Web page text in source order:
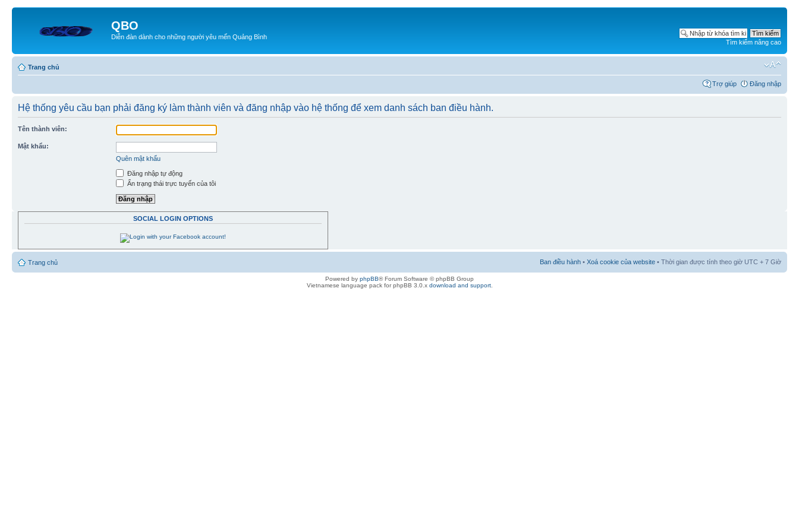
QBO
Diễn đàn dành cho những người yêu mến Quảng Bình
Tìm kiếm nâng cao
Trang chủ
Trợ giúp Đăng nhập
Hệ thống yêu cầu bạn phải đăng ký làm thành viên và đăng nhập vào hệ thống để xem danh sách ban điều hành.
Tên thành viên:
Mật khẩu:
Quên mật khẩu
Đăng nhập tự động
Ẩn trạng thái trực tuyến của tôi
SOCIAL LOGIN OPTIONS
Trang chủ Ban điều hành • Xoá cookie của website • Thời gian được tính theo giờ UTC + 7 Giờ
Powered by phpBB® Forum Software © phpBB Group
Vietnamese language pack for phpBB 3.0.x download and support.